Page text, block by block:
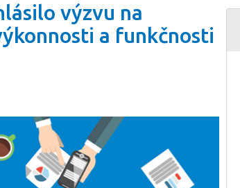
výzvu na
a funkčnosti